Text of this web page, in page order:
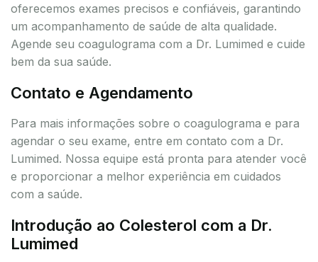
oferecemos exames precisos e confiáveis, garantindo
um acompanhamento de saúde de alta qualidade.
Agende seu coagulograma com a Dr. Lumimed e cuide
bem da sua saúde.
Contato e Agendamento
Para mais informações sobre o coagulograma e para
agendar o seu exame, entre em contato com a Dr.
Lumimed. Nossa equipe está pronta para atender você
e proporcionar a melhor experiência em cuidados
com a saúde.
Introdução ao Colesterol com a Dr.
Lumimed